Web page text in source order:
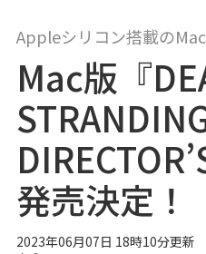
Appleシリコン搭載の
Mac版『
発売決定！
2023年06月07日 18時10分更新